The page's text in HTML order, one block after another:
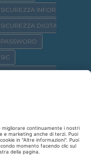
SICUREZZA INFORMATICA
SICUREZZA DIGITALE
PASSWORD
SIC
CREDITO AL CONSUMO
SHOPPING